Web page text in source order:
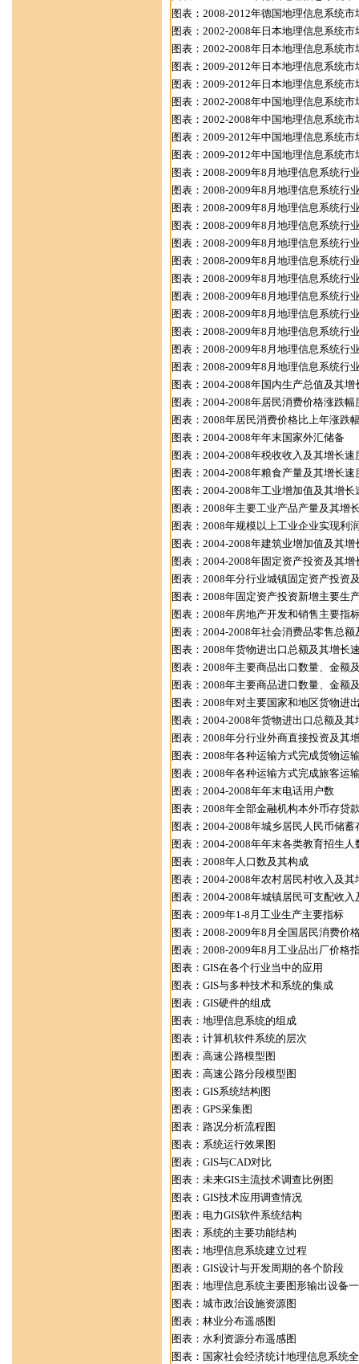
图表：2008-2012年德国地理信息系统
图表：2002-2008年日本地理信息系统市
图表：2002-2008年日本地理信息系统
图表：2009-2012年日本地理信息系统市
图表：2009-2012年日本地理信息系统
图表：2002-2008年中国地理信息系统市
图表：2002-2008年中国地理信息系统
图表：2009-2012年中国地理信息系统市
图表：2009-2012年中国地理信息系统
图表：2008-2009年8月地理信息系统行
图表：2008-2009年8月地理信息系统行
图表：2008-2009年8月地理信息系统行
图表：2008-2009年8月地理信息系统行
图表：2008-2009年8月地理信息系统行
图表：2008-2009年8月地理信息系统行
图表：2008-2009年8月地理信息系统行
图表：2008-2009年8月地理信息系统行
图表：2008-2009年8月地理信息系统行
图表：2008-2009年8月地理信息系统行
图表：2008-2009年8月地理信息系统行
图表：2008-2009年8月地理信息系统行
图表：2004-2008年国内生产总值及其增
图表：2004-2008年居民消费价格涨跌幅
图表：2008年居民消费价格比上年涨跌
图表：2004-2008年年末国家外汇储备
图表：2004-2008年税收收入及其增长速
图表：2004-2008年粮食产量及其增长速
图表：2004-2008年工业增加值及其增长
图表：2008年主要工业产品产量及其增
图表：2008年规模以上工业企业实现利
图表：2004-2008年建筑业增加值及其增
图表：2004-2008年固定资产投资及其增
图表：2008年分行业城镇固定资产投资
图表：2008年固定资产投资新增主要生
图表：2008年房地产开发和销售主要指
图表：2004-2008年社会消费品零售总额
图表：2008年货物进出口总额及其增长
图表：2008年主要商品出口数量、金额
图表：2008年主要商品进口数量、金额
图表：2008年对主要国家和地区货物进
图表：2004-2008年货物进出口总额及其
图表：2008年分行业外商直接投资及其
图表：2008年各种运输方式完成货物运
图表：2008年各种运输方式完成旅客运
图表：2004-2008年年末电话用户数
图表：2008年全部金融机构本外币存贷
图表：2004-2008年城乡居民人民币储
图表：2004-2008年年末各类教育招生人
图表：2008年人口数及其构成
图表：2004-2008年农村居民村收入及其
图表：2004-2008年城镇居民可支配收入
图表：2009年1-8月工业生产主要指标
图表：2008-2009年8月全国居民消费价
图表：2008-2009年8月工业品出厂价格
图表：GIS在各个行业当中的应用
图表：GIS与多种技术和系统的集成
图表：GIS硬件的组成
图表：地理信息系统的组成
图表：计算机软件系统的层次
图表：高速公路模型图
图表：高速公路分段模型图
图表：GIS系统结构图
图表：GPS采集图
图表：路况分析流程图
图表：系统运行效果图
图表：GIS与CAD对比
图表：未来GIS主流技术调查比例图
图表：GIS技术应用调查情况
图表：电力GIS软件系统结构
图表：系统的主要功能结构
图表：地理信息系统建立过程
图表：GIS设计与开发周期的各个阶段
图表：地理信息系统主要图形输出设备
图表：城市政治设施资源图
图表：林业分布遥感图
图表：水利资源分布遥感图
图表：国家社会经济统计地理信息系统